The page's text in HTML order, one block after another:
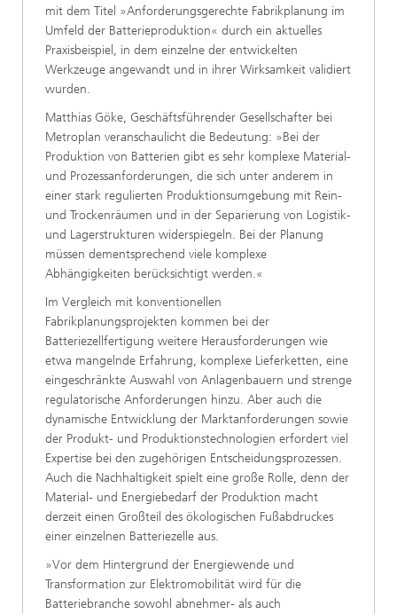
mit dem Titel »Anforderungsgerechte Fabrikplanung im
Umfeld der Batterieproduktion« durch ein aktuelles
Praxisbeispiel, in dem einzelne der entwickelten
Werkzeuge angewandt und in ihrer Wirksamkeit validiert
wurden.
Matthias Göke, Geschäftsführender Gesellschafter bei
Metroplan veranschaulicht die Bedeutung: »Bei der
Produktion von Batterien gibt es sehr komplexe Material-
und Prozessanforderungen, die sich unter anderem in
einer stark regulierten Produktionsumgebung mit Rein-
und Trockenräumen und in der Separierung von Logistik-
und Lagerstrukturen widerspiegeln. Bei der Planung
müssen dementsprechend viele komplexe
Abhängigkeiten berücksichtigt werden.«
Im Vergleich mit konventionellen
Fabrikplanungsprojekten kommen bei der
Batteriezellfertigung weitere Herausforderungen wie
etwa mangelnde Erfahrung, komplexe Lieferketten, eine
eingeschränkte Auswahl von Anlagenbauern und strenge
regulatorische Anforderungen hinzu. Aber auch die
dynamische Entwicklung der Marktanforderungen sowie
der Produkt- und Produktionstechnologien erfordert viel
Expertise bei den zugehörigen Entscheidungsprozessen.
Auch die Nachhaltigkeit spielt eine große Rolle, denn der
Material- und Energiebedarf der Produktion macht
derzeit einen Großteil des ökologischen Fußabdruckes
einer einzelnen Batteriezelle aus.
»Vor dem Hintergrund der Energiewende und
Transformation zur Elektromobilität wird für die
Batteriebranche sowohl abnehmer- als auch